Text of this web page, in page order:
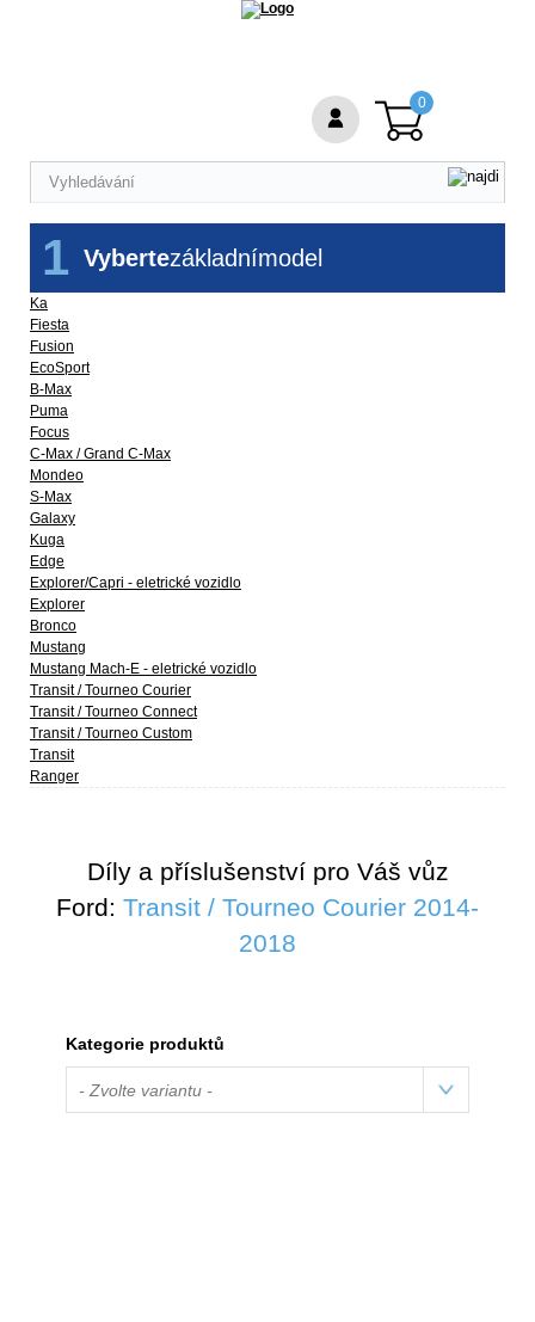
Vybertezákladnímodel
1
Ka
Fiesta
Fusion
EcoSport
B-Max
Puma
Focus
C-Max / Grand C-Max
Mondeo
S-Max
Galaxy
Kuga
Edge
Explorer/Capri - eletrické vozidlo
Explorer
Bronco
Mustang
Mustang Mach-E - eletrické vozidlo
Transit / Tourneo Courier
Transit / Tourneo Connect
Transit / Tourneo Custom
Transit
Ranger
Díly a příslušenství pro Váš vůz
Ford: Transit / Tourneo Courier 2014-
2018
Kategorie produktů
- Zvolte variantu -
0